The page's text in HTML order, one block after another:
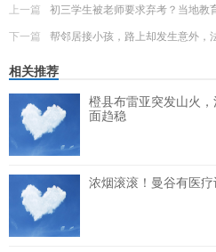
上一篇
初三学生被老师要求弃考？当地教
下一篇
帮邻居接小孩，路上却发生意外，
相关推荐
橙县布雷亚突发山火
面趋稳
浓烟滚滚！曼谷有医